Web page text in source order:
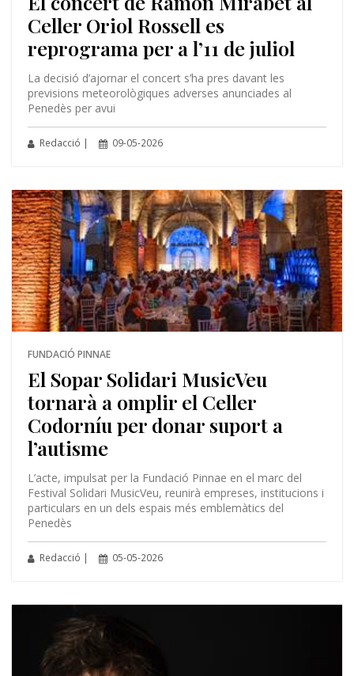
Celler Oriol Rossell es
reprograma per a l’11 de juliol
La decisió d’ajornar el concert s’ha pres davant les
previsions meteorològiques adverses anunciades al
Penedès per avui
Redacció | 09-05-2026
FUNDACIÓ PINNAE
El Sopar Solidari MusicVeu
tornarà a omplir el Celler
Codorníu per donar suport a
l’autisme
L’acte, impulsat per la Fundació Pinnae en el marc del
Festival Solidari MusicVeu, reunirà empreses, institucions i
particulars en un dels espais més emblemàtics del
Penedès
Redacció | 05-05-2026